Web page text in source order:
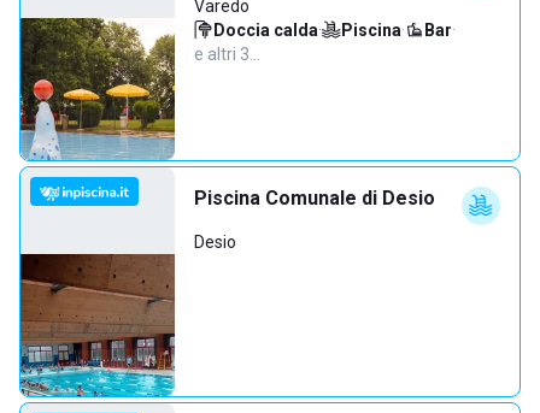
Varedo
Doccia calda· Piscina· Bar·
e altri 3…
Piscina Comunale di Desio
Desio